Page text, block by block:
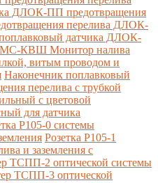
ДЛОК-ПП предотвращения
перелива ДЛОК-
датчика ДЛОК-
МС-КВШ Монитор налива
витым проводом и
Наконечник поплавковый
перелива с трубкой
с цветовой
для датчика
Р105-0 системы
Розетка Р105-1
и заземления с
ТСПП-2 оптической системы
ТСПП-3 оптической